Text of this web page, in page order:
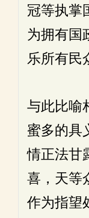
冠等执掌
为拥有国
乐所有民
与此比喻
蜜多的具
情正法甘
喜，天等
作为指望